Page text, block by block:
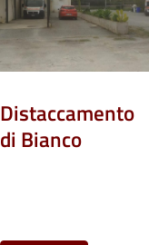
Distaccamento
di Bianco